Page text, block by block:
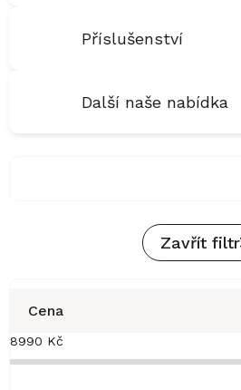
Příslušenství
Další naše nabídka
Zavřít filtr
Cena
8990 Kč